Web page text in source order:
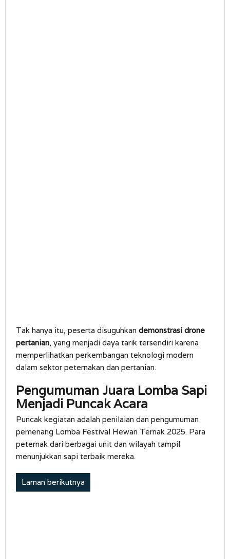
Tak hanya itu, peserta disuguhkan demonstrasi drone
pertanian, yang menjadi daya tarik tersendiri karena
memperlihatkan perkembangan teknologi modern
dalam sektor peternakan dan pertanian.
Pengumuman Juara Lomba Sapi
Menjadi Puncak Acara
Puncak kegiatan adalah penilaian dan pengumuman
pemenang Lomba Festival Hewan Ternak 2025. Para
peternak dari berbagai unit dan wilayah tampil
menunjukkan sapi terbaik mereka.
Laman berikutnya